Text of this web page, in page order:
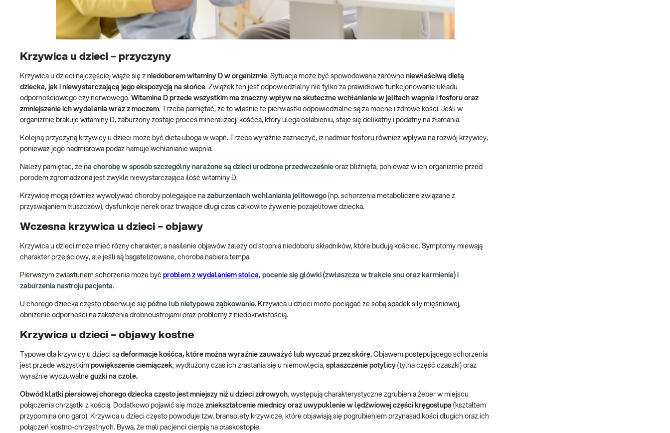
Krzywica u dzieci – przyczyny
Krzywica u dzieci najczęściej wiąże się z niedoborem witaminy D w organizmie. Sytuacja może być spowodowana zarówno niewłaściwą dietą
dziecka, jak i niewystarczającą jego ekspozycją na słońce. Związek ten jest odpowiedzialny nie tylko za prawidłowe funkcjonowanie układu
odpornościowego czy nerwowego. Witamina D przede wszystkim ma znaczny wpływ na skuteczne wchłanianie w jelitach wapnia i fosforu oraz
zmniejszenie ich wydalania wraz z moczem. Trzeba pamiętać, że to właśnie te pierwiastki odpowiedzialne są za mocne i zdrowe kości. Jeśli w
organizmie brakuje witaminy D, zaburzony zostaje proces mineralizacji kośćca, który ulega osłabieniu, staje się delikatny i podatny na złamania.
Kolejną przyczyną krzywicy u dzieci może być dieta uboga w wapń. Trzeba wyraźnie zaznaczyć, iż nadmiar fosforu również wpływa na rozwój krzywicy,
ponieważ jego nadmiarowa podaż hamuje wchłanianie wapnia.
Należy pamiętać, że na chorobę w sposób szczególny narażone są dzieci urodzone przedwcześnie oraz bliźnięta, ponieważ w ich organizmie przed
porodem zgromadzona jest zwykle niewystarczająca ilość witaminy D.
Krzywicę mogą również wywoływać choroby polegające na zaburzeniach wchłaniania jelitowego (np. schorzenia metaboliczne związane z
przyswajaniem tłuszczów), dysfunkcje nerek oraz trwające długi czas całkowite żywienie pozajelitowe dziecka.
Wczesna krzywica u dzieci – objawy
Krzywica u dzieci może mieć różny charakter, a nasilenie objawów zależy od stopnia niedoboru składników, które budują kościec. Symptomy miewają
charakter przejściowy, ale jeśli są bagatelizowane, choroba nabiera tempa.
Pierwszym zwiastunem schorzenia może być problem z wydalaniem stolca, pocenie się główki (zwłaszcza w trakcie snu oraz karmienia) i
zaburzenia nastroju pacjenta.
U chorego dziecka często obserwuje się późne lub nietypowe ząbkowanie. Krzywica u dzieci może pociągać ze sobą spadek siły mięśniowej,
obniżenie odporności na zakażenia drobnoustrojami oraz problemy z niedokrwistością.
Krzywica u dzieci – objawy kostne
Typowe dla krzywicy u dzieci są deformacje kośćca, które można wyraźnie zauważyć lub wyczuć przez skórę. Objawem postępującego schorzenia
jest przede wszystkim powiększenie ciemiączek, wydłużony czas ich zrastania się u niemowlęcia, spłaszczenie potylicy (tylna część czaszki) oraz
wyraźnie wyczuwalne guzki na czole.
Obwód klatki piersiowej chorego dziecka często jest mniejszy niż u dzieci zdrowych, występują charakterystyczne zgrubienia żeber w miejscu
połączenia chrząstki z kością. Dodatkowo pojawić się może zniekształcenie miednicy oraz uwypuklenie w lędźwiowej części kręgosłupa (kształtem
przypomina ono garb). Krzywica u dzieci często powoduje tzw. bransolety krzywicze, które objawiają się pogrubieniem przynasad kości długich oraz ich
połączeń kostno-chrzęstnych. Bywa, że mali pacjenci cierpią na płaskostopie.